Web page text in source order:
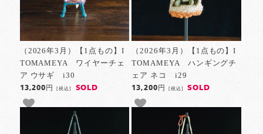
（2026年3月）【1点もの】I
TOMAMEYA ワイヤーチェ
ア ウサギ i30
13,200円[税込] SOLD
（2026年3月）【1点もの】I
TOMAMEYA ハンギングチ
ェア ネコ i29
13,200円 [税込] SOLD